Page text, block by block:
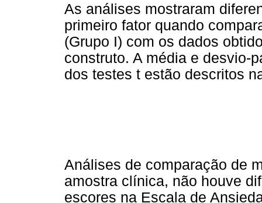
As análises mostraram
primeiro fator quando
(Grupo I) com os dados
construto. A média e desvio-
dos testes t estão descritos
Análises de comparação de
amostra clínica, não houve
escores na Escala de